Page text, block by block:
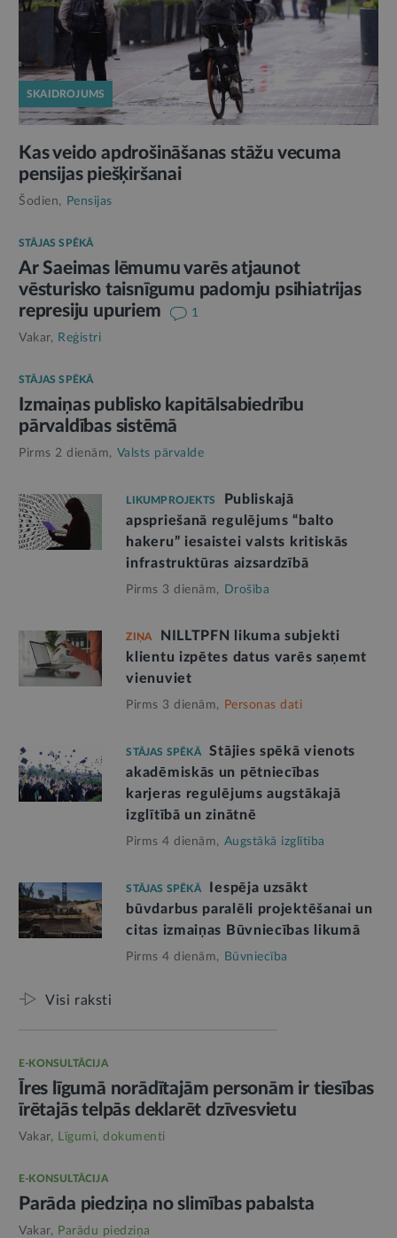
SKAIDROJUMS
Kas veido apdrošināšanas stāžu vecuma
pensijas piešķiršanai
Šodien, Pensijas
STĀJAS SPĒKĀ
Ar Saeimas lēmumu varēs atjaunot
vēsturisko taisnīgumu padomju psihiatrijas
represiju upuriem
1
Vakar, Reģistri
STĀJAS SPĒKĀ
Izmaiņas publisko kapitālsabiedrību
pārvaldības sistēmā
Pirms 2 dienām, Valsts pārvalde
LIKUMPROJEKTS
Publiskajā
apspriešanā regulējums “balto
hakeru” iesaistei valsts kritiskās
infrastruktūras aizsardzībā
Pirms 3 dienām, Drošība
ZIŅA
NILLTPFN likuma subjekti
klientu izpētes datus varēs saņemt
vienuviet
Pirms 3 dienām, Personas dati
STĀJAS SPĒKĀ
Stājies spēkā vienots
akadēmiskās un pētniecības
karjeras regulējums augstākajā
izglītībā un zinātnē
Pirms 4 dienām, Augstākā izglītība
STĀJAS SPĒKĀ
Iespēja uzsākt
būvdarbus paralēli projektēšanai un
citas izmaiņas Būvniecības likumā
Pirms 4 dienām, Būvniecība
Visi raksti
E-KONSULTĀCIJA
Īres līgumā norādītajām personām ir tiesības
īrētajās telpās deklarēt dzīvesvietu
Vakar, Līgumi, dokumenti
E-KONSULTĀCIJA
Parāda piedziņa no slimības pabalsta
Vakar, Parādu piedziņa